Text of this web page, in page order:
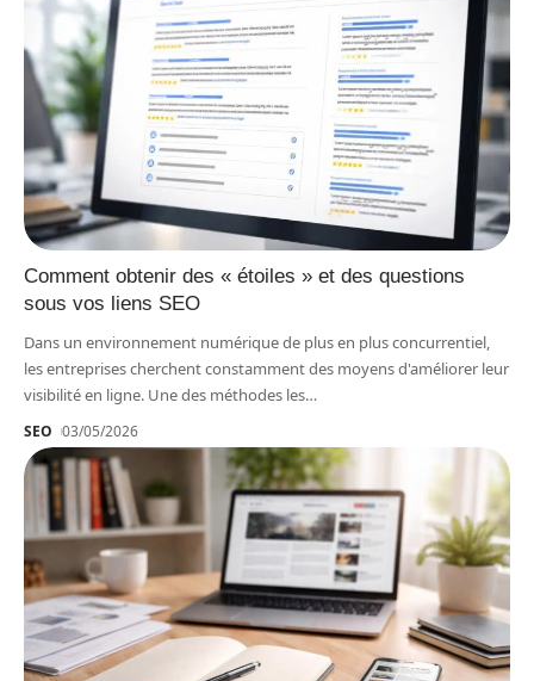
Comment obtenir des « étoiles » et des questions
sous vos liens SEO
Dans un environnement numérique de plus en plus concurrentiel,
les entreprises cherchent constamment des moyens d'améliorer leur
visibilité en ligne. Une des méthodes les…
SEO 03/05/2026